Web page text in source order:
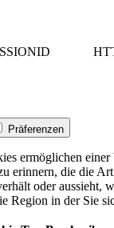
Präferenzen
ermöglichen einer
erinnern, die die
oder aussieht,
Region in der Sie